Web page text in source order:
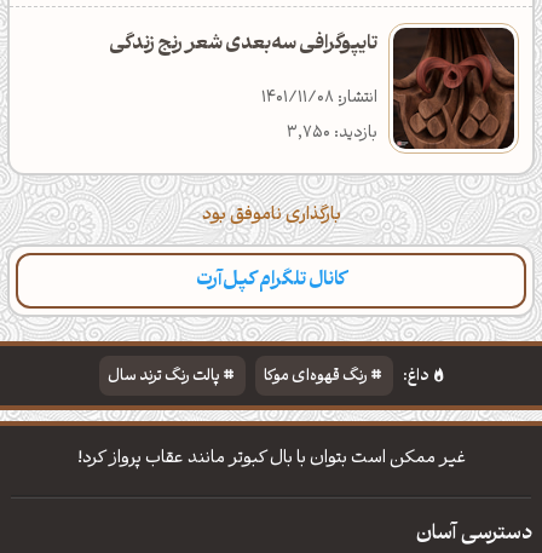
تایپوگرافی سه‌بعدی شعر رنج زندگی
انتشار: 1401/11/08
بازدید: 3,750
بارگذاری ناموفق بود
کانال تلگرام کپل‌آرت
داغ: رنگ قهوه‌ای موکا
پالت رنگ ترند سال
دانلود والپیپر مذهبی
تایپوگرافی شعر مولانا
غیر ممكن است بتوان با بال كبوتر مانند عقاب پرواز كرد!
دسترسی آسان